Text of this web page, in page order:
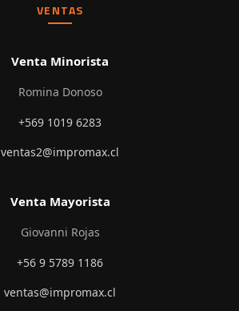
VENTAS
Venta Minorista
Romina Donoso
+569 1019 6283
ventas2@impromax.cl
Venta Mayorista
Giovanni Rojas
+56 9 5789 1186
ventas@impromax.cl